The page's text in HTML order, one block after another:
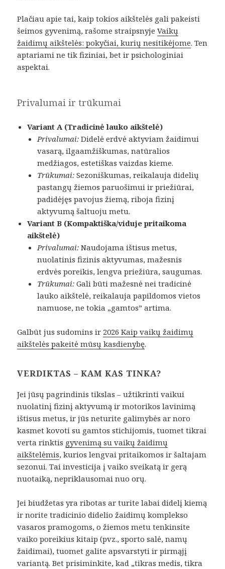
Plačiau apie tai, kaip tokios aikštelės gali pakeisti
šeimos gyvenimą, rašome straipsnyjeVaikų
žaidimų aikštelės: pokyčiai, kurių nesitikėjome. Ten
aptariami ne tik fiziniai, bet ir psichologiniai
aspektai.
Privalumai ir trūkumai
Variant A (Tradicinė lauko aikštelė)
Privalumai: Didelė erdvė aktyviam žaidimui
vasarą, ilgaamžiškumas, natūralios
medžiagos, estetiškas vaizdas kieme.
Trūkumai: Sezoniškumas, reikalauja didelių
pastangų žiemos paruošimui ir priežiūrai,
padidėjęs pavojus žiemą, riboja fizinį
aktyvumą šaltuoju metu.
Variant B (Kompaktiška/viduje pritaikoma
aikštelė)
Privalumai: Naudojama ištisus metus,
nuolatinis fizinis aktyvumas, mažesnis
erdvės poreikis, lengva priežiūra, saugumas.
Trūkumai: Gali būti mažesnė nei tradicinė
lauko aikštelė, reikalauja papildomos vietos
namuose, ne tokia „gamtos” artima.
Galbūt jus sudomins ir 2026 Kaip vaikų žaidimų
aikštelės pakeitė mūsų kasdienybę.
VERDIKTAS – KAM KAS TINKA?
Jei jūsų pagrindinis tikslas – užtikrinti vaikui
nuolatinį fizinį aktyvumą ir motorikos lavinimą
ištisus metus, ir jūs neturite galimybės ar noro
kasmet kovoti su gamtos stichijomis, tuomet tikrai
verta rinktis gyvenimą su vaikų žaidimų
aikštelėmis, kurios lengvai pritaikomos ir šaltajam
sezonui. Tai investicija į vaiko sveikatą ir gerą
nuotaiką, nepriklausomai nuo orų.
Jei biudžetas yra ribotas ar turite labai didelį kiemą
ir norite tradicinio didelio žaidimų komplekso
vasaros pramogoms, o žiemos metu tenkinsite
vaiko poreikius kitaip (pvz., sporto salė, namų
žaidimai), tuomet galite apsvarstyti ir pirmąjį
variantą. Bet prisiminkite, kad „tikras medis, tikra